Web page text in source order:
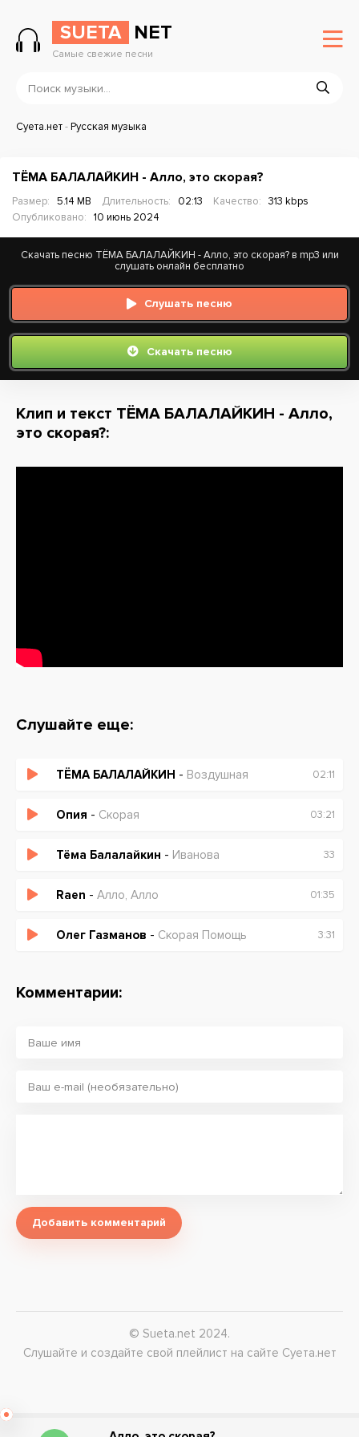
SUETA NET
Самые свежие песни
Суета.нет-Русская музыка
ТЁМА БАЛАЛАЙКИН - Алло, это скорая?
Размер: 5.14 MB Длительность: 02:13 Качество:
313 kbps
Опубликовано:
10 июнь 2024
Скачать песню ТЁМА БАЛАЛАЙКИН - Алло, это скорая? в mp3 или
слушать онлайн бесплатно
Слушать песню
Скачать песню
Клип и текст ТЁМА БАЛАЛАЙКИН - Алло,
это скорая?:
Слушайте еще:
ТЁМА БАЛАЛАЙКИН - Воздушная 02:11
Опия - Скорая 03:21
Тёма Балалайкин - Иванова 33
Raen - Алло, Алло 01:35
Олег Газманов - Скорая Помощь 3:31
Комментарии:
Добавить комментарий
© Sueta.net 2024.
Слушайте и создайте свой плейлист на сайте Суета.нет